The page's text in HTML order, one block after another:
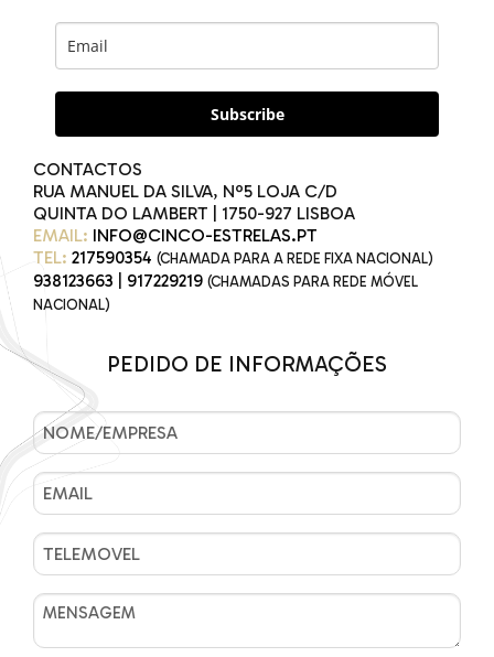
Subscribe
CONTACTOS
RUA MANUEL DA SILVA, Nº5 LOJA C/D
QUINTA DO LAMBERT | 1750-927 LISBOA
EMAIL: INFO@CINCO-ESTRELAS.PT
TEL: 217590354 (CHAMADA PARA A REDE FIXA NACIONAL)
938123663 917229219 (CHAMADAS PARA REDE MÓVEL
NACIONAL)
PEDIDO DE INFORMAÇÕES